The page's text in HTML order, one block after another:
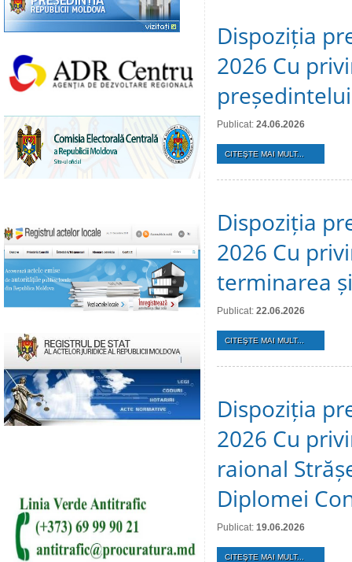
Dispoziția
2026 Cu
Publicat: 24.06.2026
CITEŞTE MAI MULT...
Dispoziția
2026 Cu
terminarea
Publicat: 22.06.2026
CITEŞTE MAI MULT...
Dispoziția
2026 Cu
raional
Diplomei
Publicat: 19.06.2026
CITEŞTE MAI MULT...